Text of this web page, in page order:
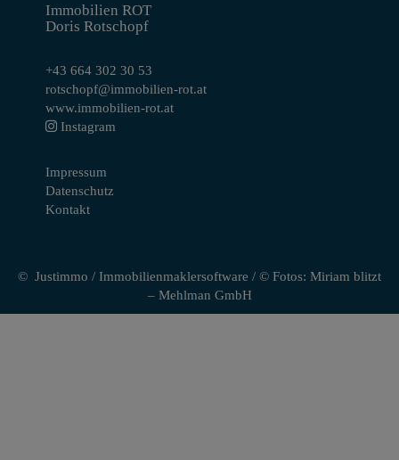
Immobilien ROT
Doris Rotschopf
+43 664 302 30 53
rotschopf@immobilien-rot.at
www.immobilien-rot.at
Instagram
Impressum
Datenschutz
Kontakt
© Justimmo / Immobilienmaklersoftware / © Fotos: Miriam blitzt
– Mehlman GmbH